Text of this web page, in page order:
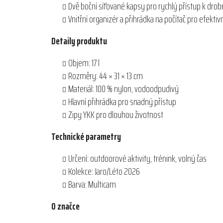
Dvě boční síťované kapsy pro rychlý přístup k
Vnitřní organizér a přihrádka na počítač pro
Detaily produktu
Objem: 17 l
Rozměry: 44 × 31 × 13 cm
Materiál: 100 % nylon, vodoodpudivý
Hlavní přihrádka pro snadný přístup
Zipy YKK pro dlouhou životnost
Technické parametry
Určení: outdoorové aktivity, trénink, volný čas
Kolekce: Jaro/Léto 2026
Barva: Multicam
O značce